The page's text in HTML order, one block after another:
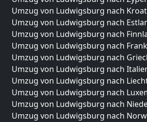
Umzug von Ludwigsburg nach
Umzug von Ludwigsburg nach
Umzug von Ludwigsburg nach
Umzug von Ludwigsburg nach
Umzug von Ludwigsburg nach
Umzug von Ludwigsburg nach
Umzug von Ludwigsburg nach
Umzug von Ludwigsburg nach
Umzug von Ludwigsburg nach
Umzug von Ludwigsburg nach